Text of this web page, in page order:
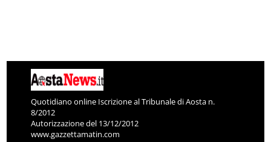
Quotidiano online Iscrizione al Tribunale di Aosta n.
8/2012
Autorizzazione del 13/12/2012
www.gazzettamatin.com